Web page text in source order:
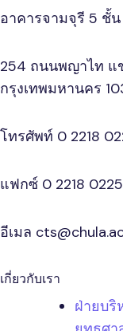
อาคารจามจุรี 5 ชั้
254 ถนนพญาไท แ
กรุงเทพมหานคร
โทรศัพท์ 0 2218
แฟกซ์ 0 2218 0225
อีเมล
เกี่ยวกับเรา
ฝ่ายบริ